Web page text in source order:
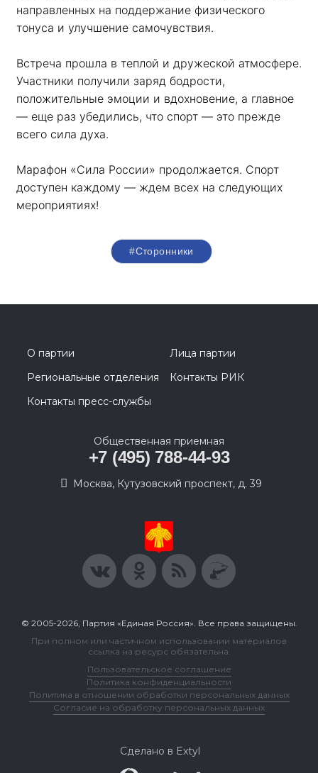
направленных на поддержание физического
тонуса и улучшение самочувствия.
Встреча прошла в теплой и дружеской атмосфере.
Участники получили заряд бодрости,
положительные эмоции и вдохновение, а главное
— еще раз убедились, что спорт — это прежде
всего сила духа.
Марафон «Сила России» продолжается. Спорт
доступен каждому — ждем всех на следующих
мероприятиях!
#Сторонники
О партии
Лица партии
Региональные отделения
Контакты РИК
Контакты пресс-службы
Общественная приемная
+7 (495) 788-44-93
Москва, Кутузовский проспект, д. 39
© 2005-2026, Партия «Единая Россия». Все права защищены.
При полном или частичном использовании материалов
ссылка на ресурс обязательна.
Пользовательское соглашение
Политика конфиденциальности
Политика в отношении обработки персональных данных
Согласие на обработку персональных данных
Сделано в Extyl